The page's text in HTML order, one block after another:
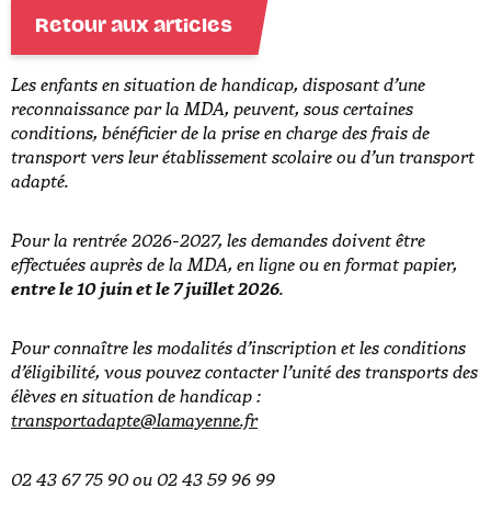
Retour aux articles
Les enfants en situation de handicap, disposant d’une
reconnaissance par la MDA, peuvent, sous certaines
conditions, bénéficier de la prise en charge des frais de
transport vers leur établissement scolaire ou d’un transport
adapté.
Pour la rentrée 2026-2027, les demandes doivent être
effectuées auprès de la MDA, en ligne ou en format papier,
entre le 10 juin et le 7 juillet 2026.
Pour connaître les modalités d’inscription et les conditions
d’éligibilité, vous pouvez contacter l’unité des transports des
élèves en situation de handicap :
transportadapte@lamayenne.fr
02 43 67 75 90 ou 02 43 59 96 99